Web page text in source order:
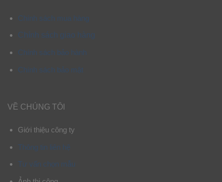
Chính sách mua hàng
Chính sách giao hàng
Chính sách bảo hành
Chính sách bảo mật
VỀ CHÚNG TÔI
Giới thiệu công ty
Thông tin liên hệ
Tư vấn chọn mẫu